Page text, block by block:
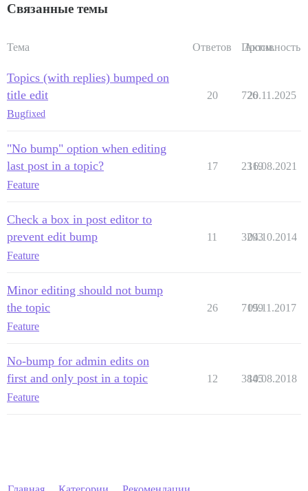
Связанные темы
Тема Ответов Просм.
Активность
Topics (with replies) bumped on
title edit
Bugfixed
20 726
20.11.2025
"No bump" option when editing
last post in a topic?
Feature
17 2319
16.08.2021
Check a box in post editor to
prevent edit bump
Feature
11 3293
04.10.2014
Minor editing should not bump
the topic
Feature
26 7199
05.11.2017
No-bump for admin edits on
first and only post in a topic
Feature
12 3845
10.08.2018